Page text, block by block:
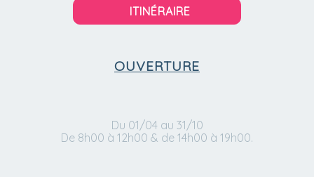
ITINÉRAIRE
OUVERTURE
Du 01/04 au 31/10
De 8h00 à 12h00 & de 14h00 à 19h00.